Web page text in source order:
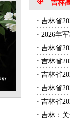
吉林
· 吉林省
· 2026年
· 吉林省
· 吉林省
· 吉林省
· 吉林省
· 吉林省
· 吉林：